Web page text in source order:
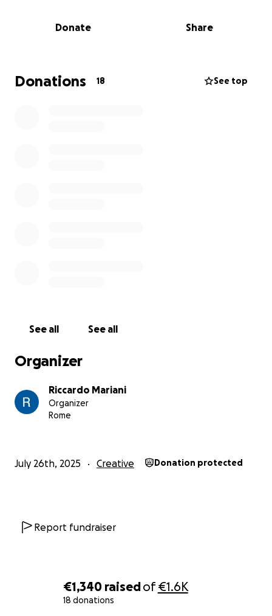
€1,340 raisedof€1.6K
18 donations
Fuori piove senza sosta, dentro casa tutto si
Edoardo affronta la verità che ha sempre evitato, in
una danza tra ciò che è stato e ciò che non sarà mai
Donate Share
Donations 18 See top
See all See all
Organizer
Riccardo Mariani
Organizer
Rome
July 26th, 2025 Creative Donation protected
Report fundraiser